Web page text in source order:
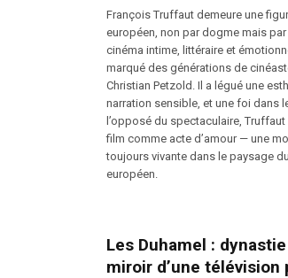
François Truffaut demeure une
européen, non par dogme mais
cinéma intime, littéraire et
marqué des générations de
Christian Petzold. Il a légué une
narration sensible, et une foi dans
l’opposé du spectaculaire,
film comme acte d’amour — une
toujours vivante dans le paysage
européen.
Les Duhamel :
miroir d’une télévision